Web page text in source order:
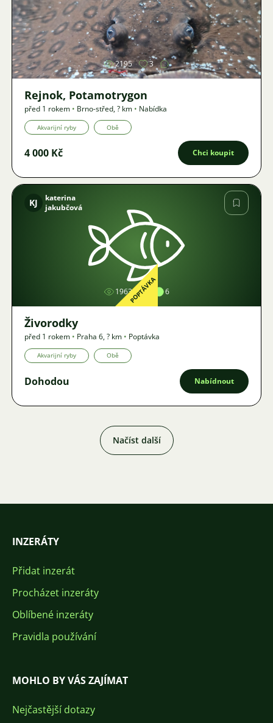
Obrázek
2195 3
Rejnok, Potamotrygon
před 1 rokem • Brno-střed,? km • Nabídka
Akvarijní ryby Obě
4 000 Kč Chci koupit
Obrázek
KJ
katerina
jakubčová
1963 6
POPTÁVKA
Živorodky
před 1 rokem • Praha 6,? km • Poptávka
Akvarijní ryby Obě
Dohodou Nabídnout
Načíst další
INZERÁTY
Přidat inzerát
Procházet inzeráty
Oblíbené inzeráty
Pravidla používání
MOHLO BY VÁS ZAJÍMAT
Nejčastější dotazy